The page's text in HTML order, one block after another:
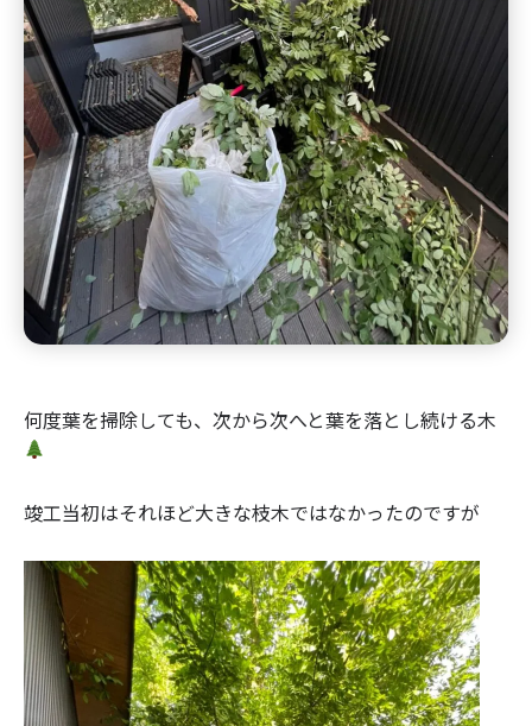
何度葉を掃除しても、次から次へと葉を落とし続ける木
竣工当初はそれほど大きな枝木ではなかったのですが